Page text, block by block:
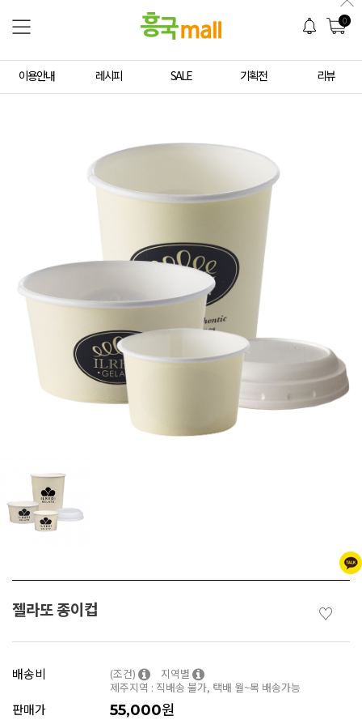
0
이용안내 레시피 SALE 기획전 리뷰
젤라또 종이컵 ♡
배송비 (조건)
지역별
제주지역 : 직배송 불가, 택배 월~목 배송가능
판매가 55,000원